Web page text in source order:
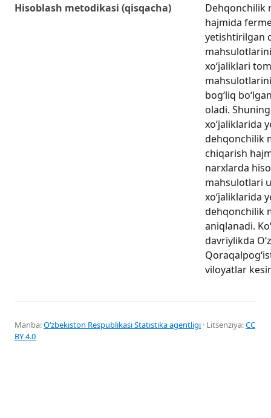
Hisoblash metodikasi (qisqacha)
Dehqonchilik
hajmida
yetishtirilgan
xo‘jaliklari
bog‘liq
oladi.
xo‘jaliklarida
dehqonchilik
chiqarish
narxlarda
mahsulotlari
xo‘jaliklarida
dehqonchilik
aniqlanadi.
davriylikda
viloyatlar
Manba:Oʻzbekiston Respublikasi Statistika agentligi · Litsenziya:CC
BY 4.0